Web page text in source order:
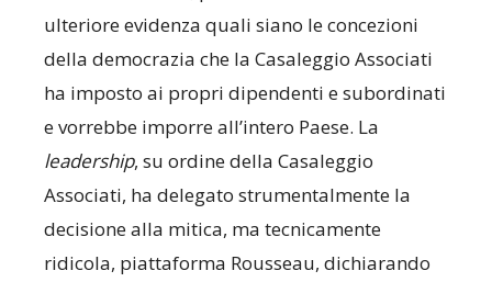
ulteriore evidenza quali siano le concezioni
della democrazia che la Casaleggio Associati
ha imposto ai propri dipendenti e subordinati
e vorrebbe imporre all’intero Paese. La
leadership, su ordine della Casaleggio
Associati, ha delegato strumentalmente la
decisione alla mitica, ma tecnicamente
ridicola, piattaforma Rousseau, dichiarando